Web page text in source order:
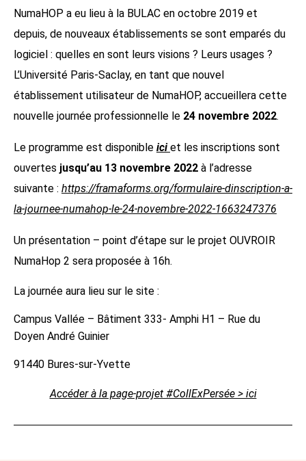
NumaHOP a eu lieu à la BULAC en octobre 2019 et
depuis, de nouveaux établissements se sont emparés du
logiciel : quelles en sont leurs visions ? Leurs usages ?
L’Université Paris-Saclay, en tant que nouvel
établissement utilisateur de NumaHOP, accueillera cette
nouvelle journée professionnelle le 24 novembre 2022.
Le programme est disponible ici et les inscriptions sont
ouvertes jusqu’au 13 novembre 2022 à l’adresse
suivante : https://framaforms.org/formulaire-dinscription-a-
la-journee-numahop-le-24-novembre-2022-1663247376
Un présentation – point d’étape sur le projet OUVROIR
NumaHop 2 sera proposée à 16h.
La journée aura lieu sur le site :
Campus Vallée – Bâtiment 333- Amphi H1 – Rue du
Doyen André Guinier
91440 Bures-sur-Yvette
Accéder à la page-projet #CollExPersée > ici